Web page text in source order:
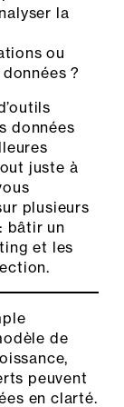
la
ou
?
données
juste à
plusieurs
bâtir un
et les
de
peuvent
en clarté.